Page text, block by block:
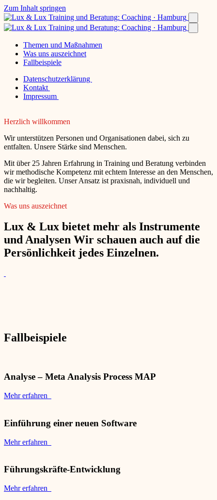
Zum Inhalt springen
Themen und Maßnahmen
Was uns auszeichnet
Fallbeispiele
Datenschutzerklärung
Kontakt
Impressum
Herzlich willkommen
Wir unterstützen Personen und Organisationen dabei, sich zu
entfalten. Unsere Stärke sind Menschen.
Mit über 25 Jahren Erfahrung in Training und Beratung verbinden
wir methodische Kompetenz mit echtem Interesse an den Menschen,
die wir begleiten. Unser Ansatz ist praxisnah, individuell und
nachhaltig.
Was uns auszeichnet
Lux & Lux bietet mehr als Instrumente
und Analysen Wir schauen auch auf die
Persönlichkeit jedes Einzelnen.
Fallbeispiele
Analyse – Meta Analysis Process MAP
Mehr erfahren
Einführung einer neuen Software
Mehr erfahren
Führungskräfte-Entwicklung
Mehr erfahren